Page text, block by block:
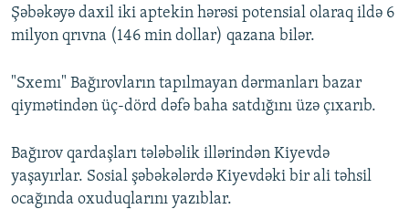
Şəbəkəyə daxil iki aptekin hərəsi potensial olaraq ildə 6
milyon qrıvna (146 min dollar) qazana bilər.
"Sxemı" Bağırovların tapılmayan dərmanları bazar
qiymətindən üç-dörd dəfə baha satdığını üzə çıxarıb.
Bağırov qardaşları tələbəlik illərindən Kiyevdə
yaşayırlar. Sosial şəbəkələrdə Kiyevdəki bir ali təhsil
ocağında oxuduqlarını yazıblar.